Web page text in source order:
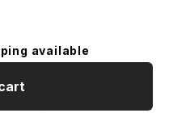
available